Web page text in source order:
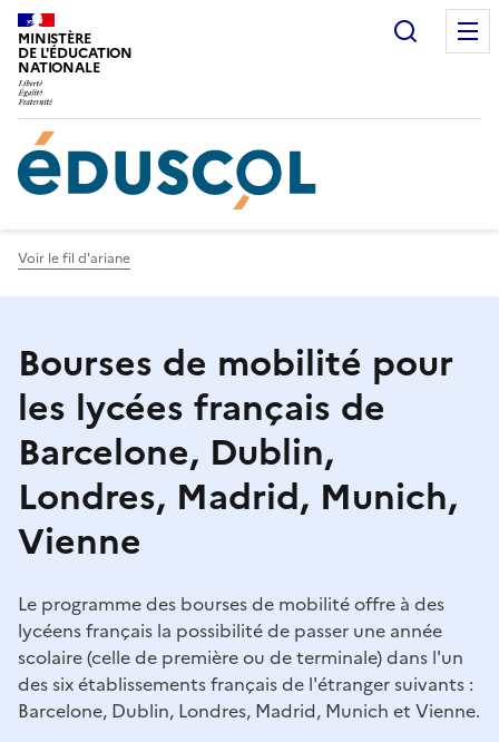
Gestion de vos préférences sur les cookies
MINISTÈRE
DE L'ÉDUCATION
NATIONALE
Voir le fil d'ariane
Bourses de mobilité pour
les lycées français de
Barcelone, Dublin,
Londres, Madrid, Munich,
Vienne
Le programme des bourses de mobilité offre à des
lycéens français la possibilité de passer une année
scolaire (celle de première ou de terminale) dans l'un
des six établissements français de l'étranger suivants :
Barcelone, Dublin, Londres, Madrid, Munich et Vienne.